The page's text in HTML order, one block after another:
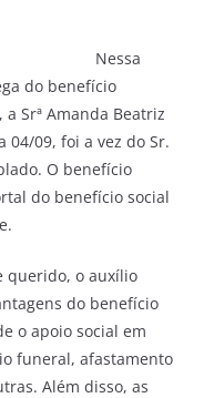
Nessa
do benefício
Srª Amanda Beatriz
04/09, foi a vez do Sr.
O benefício
do benefício social
querido, o auxílio
do benefício
o apoio social em
funeral, afastamento
Além disso, as